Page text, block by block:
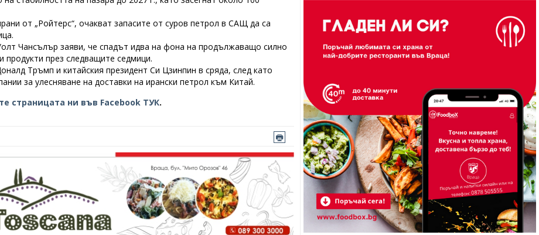
от „Ройтерс“, очакват запасите от суров петрол в САЩ да са
Чансълър заяви, че спадът идва на фона на продължаващо силно
продукти през следващите седмици.
Тръмп и китайския президент Си Цзинпин в сряда, след като
за улесняване на доставки на ирански петрол към Китай.
страницата ни във Facebook ТУК.